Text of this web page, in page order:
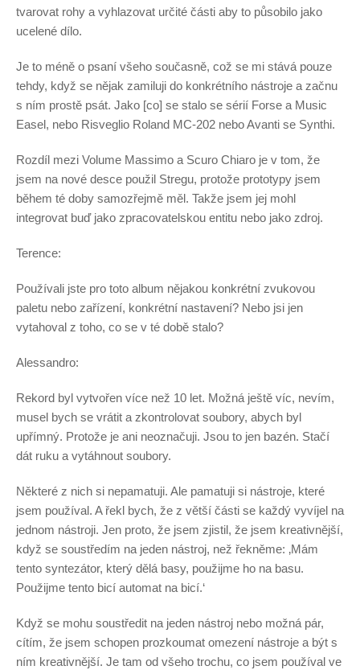
tvarovat rohy a vyhlazovat určité části aby to působilo jako
ucelené dílo.
Je to méně o psaní všeho současně, což se mi stává pouze
tehdy, když se nějak zamiluji do konkrétního nástroje a začnu
s ním prostě psát. Jako [co] se stalo se sérií Forse a Music
Easel, nebo Risveglio Roland MC-202 nebo Avanti se Synthi.
Rozdíl mezi Volume Massimo a Scuro Chiaro je v tom, že
jsem na nové desce použil Stregu, protože prototypy jsem
během té doby samozřejmě měl. Takže jsem jej mohl
integrovat buď jako zpracovatelskou entitu nebo jako zdroj.
Terence:
Používali jste pro toto album nějakou konkrétní zvukovou
paletu nebo zařízení, konkrétní nastavení? Nebo jsi jen
vytahoval z toho, co se v té době stalo?
Alessandro:
Rekord byl vytvořen více než 10 let. Možná ještě víc, nevím,
musel bych se vrátit a zkontrolovat soubory, abych byl
upřímný. Protože je ani neoznačuji. Jsou to jen bazén. Stačí
dát ruku a vytáhnout soubory.
Některé z nich si nepamatuji. Ale pamatuji si nástroje, které
jsem používal. A řekl bych, že z větší části se každý vyvíjel na
jednom nástroji. Jen proto, že jsem zjistil, že jsem kreativnější,
když se soustředím na jeden nástroj, než řekněme: ‚Mám
tento syntezátor, který dělá basy, použijme ho na basu.
Použijme tento bicí automat na bicí.‘
Když se mohu soustředit na jeden nástroj nebo možná pár,
cítím, že jsem schopen prozkoumat omezení nástroje a být s
ním kreativnější. Je tam od všeho trochu, co jsem používal ve